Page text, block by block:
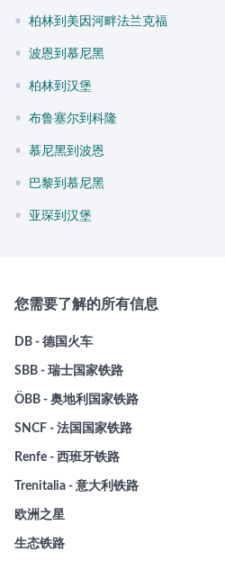
• 柏林到美因河畔法兰克福
• 波恩到慕尼黑
• 柏林到汉堡
• 布鲁塞尔到科隆
• 慕尼黑到波恩
• 巴黎到慕尼黑
• 亚琛到汉堡
您需要了解的所有信息
DB - 德国火车
SBB - 瑞士国家铁路
ÖBB - 奥地利国家铁路
SNCF - 法国国家铁路
Renfe - 西班牙铁路
Trenitalia - 意大利铁路
欧洲之星
生态铁路